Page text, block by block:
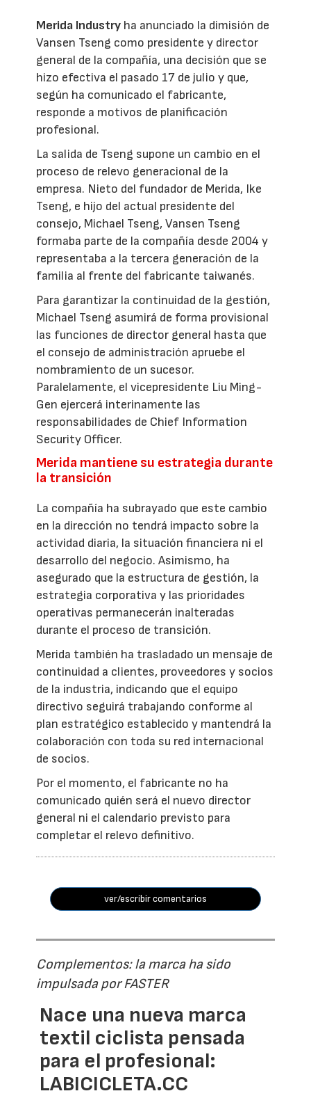
Merida Industry ha anunciado la dimisión de
Vansen Tseng como presidente y director
general de la compañía, una decisión que se
hizo efectiva el pasado 17 de julio y que,
según ha comunicado el fabricante,
responde a motivos de planificación
profesional.
La salida de Tseng supone un cambio en el
proceso de relevo generacional de la
empresa. Nieto del fundador de Merida, Ike
Tseng, e hijo del actual presidente del
consejo, Michael Tseng, Vansen Tseng
formaba parte de la compañía desde 2004 y
representaba a la tercera generación de la
familia al frente del fabricante taiwanés.
Para garantizar la continuidad de la gestión,
Michael Tseng asumirá de forma provisional
las funciones de director general hasta que
el consejo de administración apruebe el
nombramiento de un sucesor.
Paralelamente, el vicepresidente Liu Ming-
Gen ejercerá interinamente las
responsabilidades de Chief Information
Security Officer.
Merida mantiene su estrategia durante
la transición
La compañía ha subrayado que este cambio
en la dirección no tendrá impacto sobre la
actividad diaria, la situación financiera ni el
desarrollo del negocio. Asimismo, ha
asegurado que la estructura de gestión, la
estrategia corporativa y las prioridades
operativas permanecerán inalteradas
durante el proceso de transición.
Merida también ha trasladado un mensaje de
continuidad a clientes, proveedores y socios
de la industria, indicando que el equipo
directivo seguirá trabajando conforme al
plan estratégico establecido y mantendrá la
colaboración con toda su red internacional
de socios.
Por el momento, el fabricante no ha
comunicado quién será el nuevo director
general ni el calendario previsto para
completar el relevo definitivo.
ver/escribir comentarios
Complementos: la marca ha sido
impulsada por FASTER
Nace una nueva marca
textil ciclista pensada
para el profesional:
LABICICLETA.CC